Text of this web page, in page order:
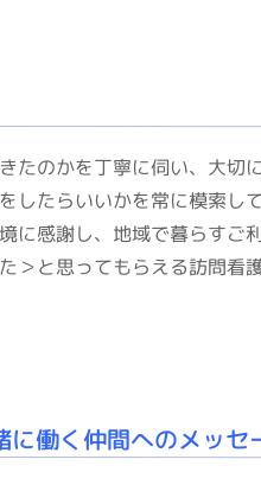
たのかを丁寧に伺い、大切
したらいいかを常に模索し
に感謝し、地域で暮らすご
＞と思ってもらえる訪問看
働く仲間へのメッセ